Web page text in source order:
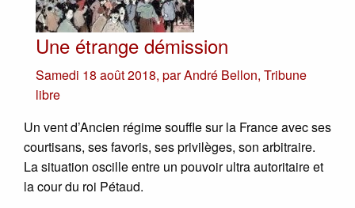
Une étrange démission
Samedi 18 août 2018, parAndré Bellon, Tribune
libre
Un vent d’Ancien régime souffle sur la France avec ses
courtisans, ses favoris, ses privilèges, son arbitraire.
La situation oscille entre un pouvoir ultra autoritaire et
la cour du roi Pétaud.